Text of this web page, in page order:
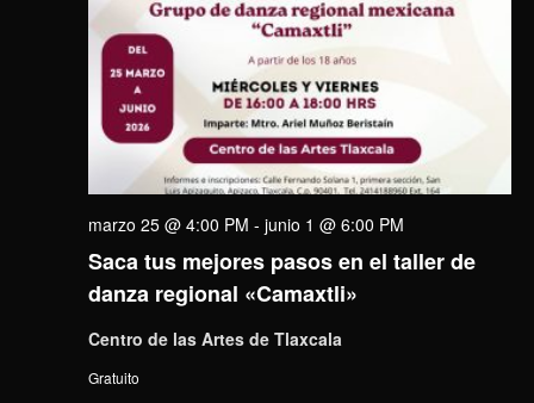
Saca tus mejores pasos en el taller de
danza regional «Camaxtli»
marzo 25 @ 4:00 PM - junio 1 @ 6:00 PM
Centro de las Artes de Tlaxcala
Gratuito